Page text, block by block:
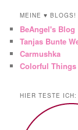
MEINE ♥ BLOGS!
BeAngel's Blog
Tanjas Bunte
Carmushka
Colorful Things
HIER TESTE ICH: